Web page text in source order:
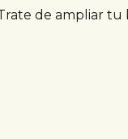
de ampliar tu